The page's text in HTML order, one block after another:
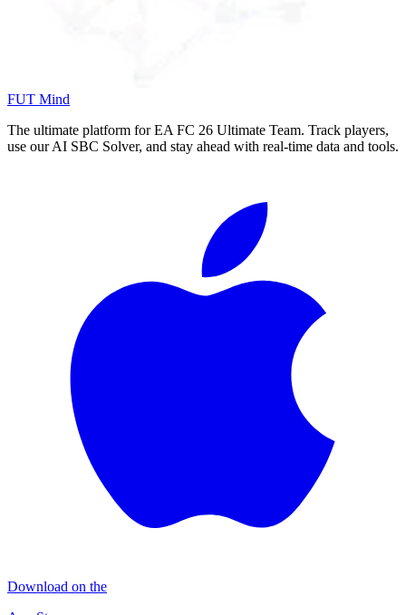
FUT Mind
The ultimate platform for EA FC 26 Ultimate Team. Track players,
use our AI SBC Solver, and stay ahead with real-time data and tools.
Download on the